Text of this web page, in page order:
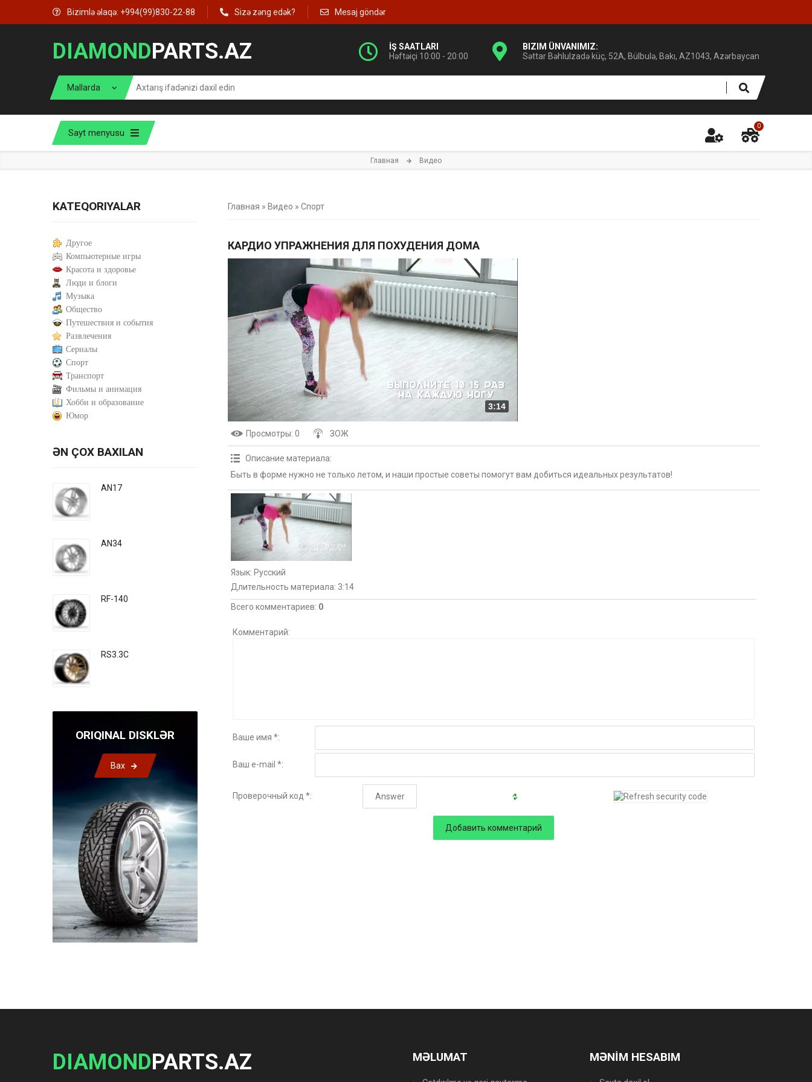
Bizimlə əlaqə: +994(99)830-22-88 Sizə zəng edək? Mesaj göndər
DIAMONDPARTS.AZ
İŞ SAATLARI
Həftəiçi 10:00 - 20:00
BIZIM ÜNVANIMIZ:
Səttar Bəhlulzadə küç, 52A, Bülbulə, Bakı, AZ1043, Azərbaycan
Sayt menyusu
0
Главная Видео
Главная » Видео » Спорт
КАРДИО УПРАЖНЕНИЯ ДЛЯ ПОХУДЕНИЯ ДОМА
3:14
Просмотры: 0 ЗОЖ
Описание материала:
Быть в форме нужно не только летом, и наши простые советы помогут вам добиться идеальных результатов!
Язык: Русский
Длительность материала: 3:14
Всего комментариев: 0
Комментарий:
Ваше имя *:
Ваш e-mail *:
Проверочный код *:
KATEQORIYALAR
Другое
Компьютерные игры
Красота и здоровье
Люди и блоги
Музыка
Общество
Путешествия и события
Развлечения
Сериалы
Спорт
Транспорт
Фильмы и анимация
Хобби и образование
Юмор
ƏN ÇOX BAXILAN
AN17
AN34
RF-140
RS3.3C
ORIQINAL DISKLƏR
Bax
DIAMONDPARTS.AZ MƏLUMAT MƏNİM HESABIM